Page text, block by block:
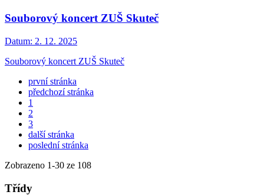
Souborový koncert ZUŠ Skuteč
Datum: 2. 12. 2025
Souborový koncert ZUŠ Skuteč
první stránka
předchozí stránka
1
2
3
další stránka
poslední stránka
Zobrazeno 1-30 ze 108
Třídy